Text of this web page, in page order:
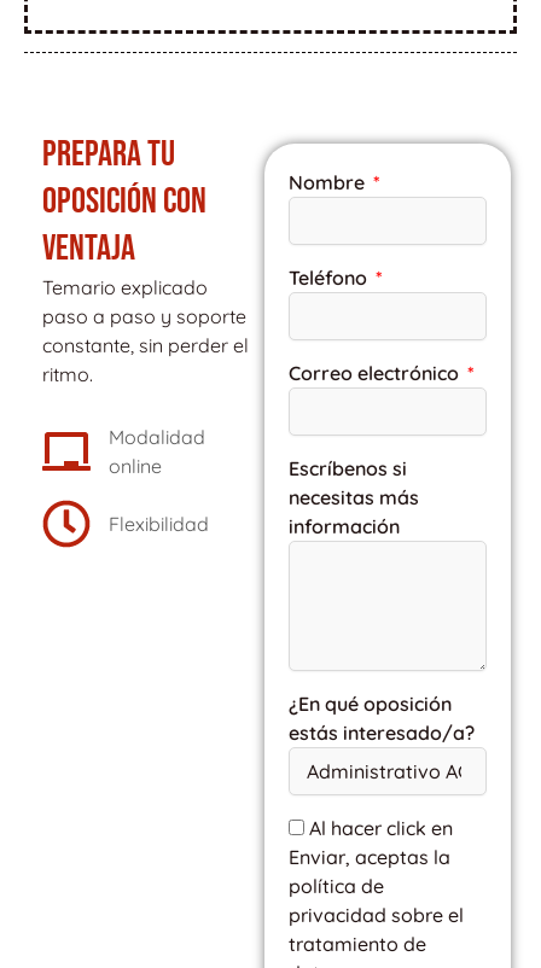
PREPARA TU
OPOSICIÓN CON
VENTAJA
Temario explicado
paso a paso y soporte
constante, sin perder el
ritmo.
Modalidad
online
Flexibilidad
Nombre
Teléfono
Correo electrónico
Escríbenos si
necesitas más
información
¿En qué oposición
estás interesado/a?
Al hacer click en
Enviar, aceptas la
política de
privacidad sobre el
tratamiento de